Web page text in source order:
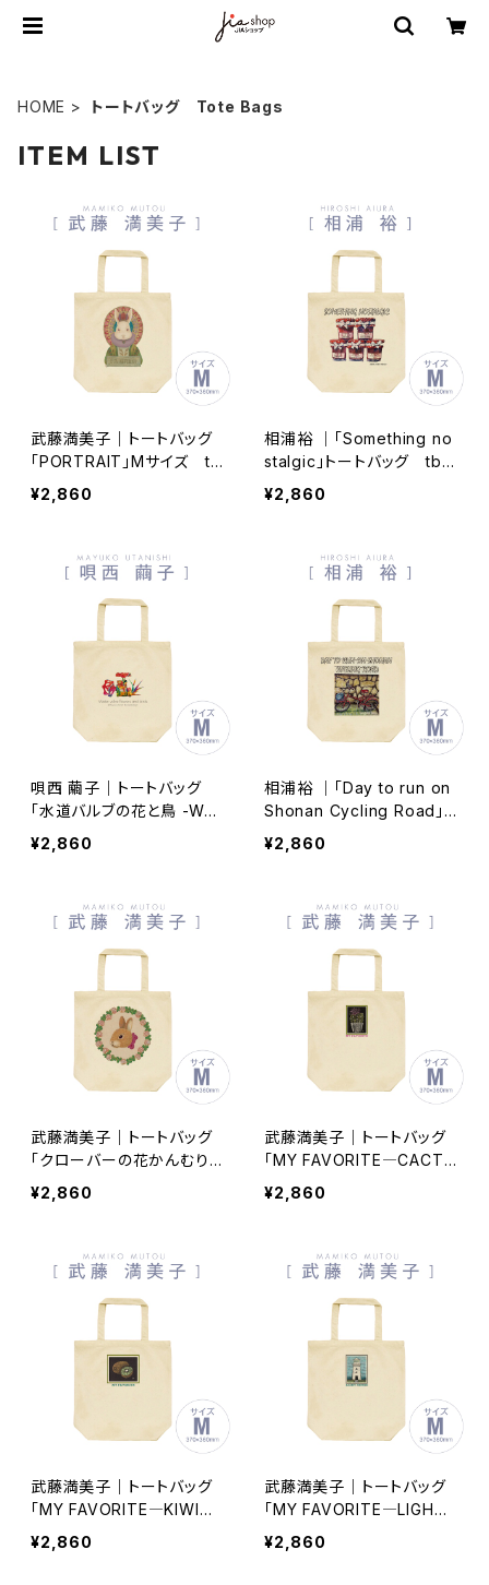
HOME トートバッグ Tote Bags
ITEM LIST
武藤満美子｜トートバッグ
「PORTRAIT」Mサイズ tb
050935-006
¥2,860
相浦裕 ｜「Something no
stalgic」トートバッグ tb1
71106-001
¥2,860
唄西 繭子｜トートバッグ
「水道バルブの花と鳥 -Wat
er valve flowers and bir
ds-」tb190909-001
¥2,860
相浦裕 ｜「Day to run on
Shonan Cycling Road」ト
ートバッグ tb171106-00
¥2,860
武藤満美子｜トートバッグ
「クローバーの花かんむり」
Mサイズ tb050935-005
¥2,860
武藤満美子｜トートバッグ
「MY FAVORITE―CACTU
S―」Mサイズ tb050935-
004
¥2,860
武藤満美子｜トートバッグ
「MY FAVORITE―KIWI―」
Mサイズ tb050935-003
¥2,860
武藤満美子｜トートバッグ
「MY FAVORITE―LIGHT
HOUSE Ⅱ―」Mサイズ tb
050935-002
¥2,860